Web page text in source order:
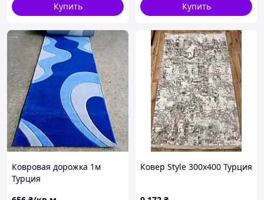
Купить
Купить
Ковровая дорожка 1м
Турция
Ковер Style 300х400 Турция